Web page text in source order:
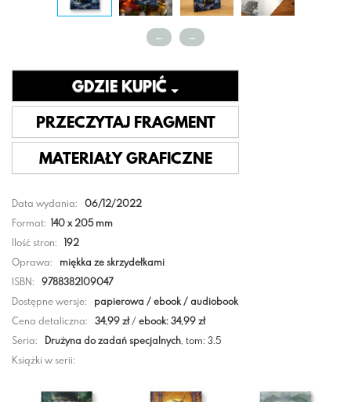
Data wydania:
06/12/2022
Format: 140 x 205 mm
Ilość stron:
192
Oprawa:
miękka ze skrzydełkami
ISBN:
9788382109047
Dostępne wersje:
papierowa / ebook / audiobook
Cena detaliczna:
34,99 zł/ebook: 34,99 zł
Seria:
Drużyna do zadań specjalnych, tom: 3.5
Książki w serii:
GDZIE KUPIĆ
PRZECZYTAJ FRAGMENT
MATERIAŁY GRAFICZNE
← →